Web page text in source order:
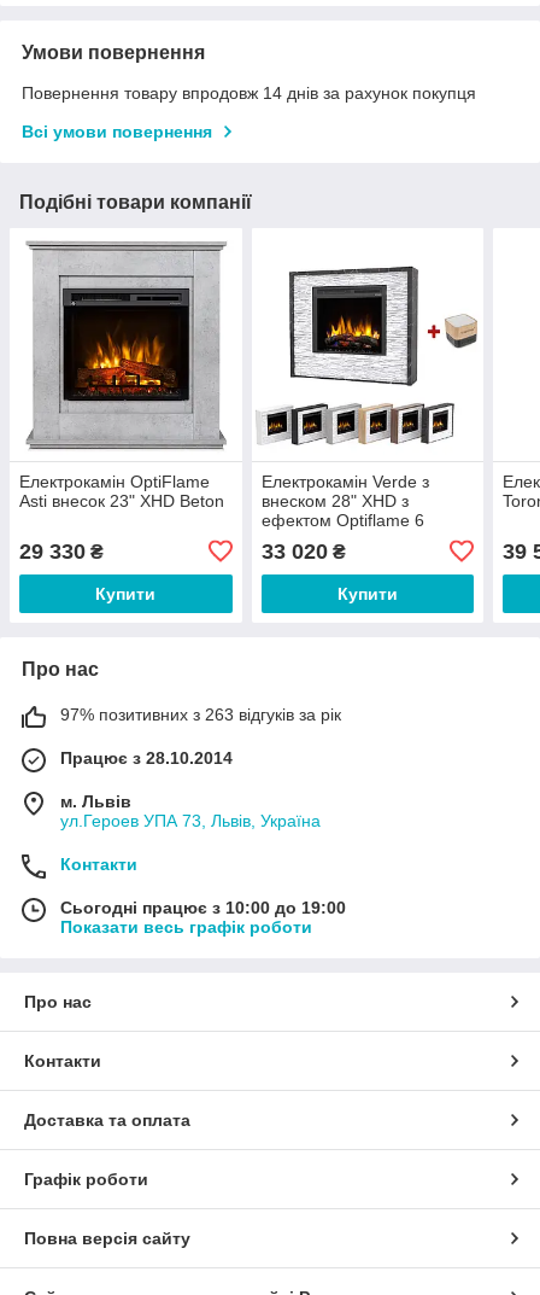
Умови повернення
Повернення товару впродовж 14 днів за рахунок покупця
Всі умови повернення
Подібні товари компанії
Електрокамін OptiFlame
Asti внесок 23" XHD Beton
29 330 ₴
Купити
Електрокамін Verde з
внеском 28" XHD з
ефектом Optiflame 6
33 020₴
Купити
39
Про нас
97% позитивних з 263 відгуків за рік
Працює з 28.10.2014
м. Львів
ул.Героев УПА 73, Львів, Україна
Контакти
Сьогодні працює з 10:00 до 19:00
Показати весь графік роботи
Про нас
Контакти
Доставка та оплата
Графік роботи
Повна версія сайту